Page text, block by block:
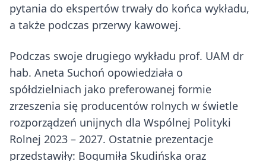
pytania do ekspertów trwały do końca wykładu,
a także podczas przerwy kawowej.
Podczas swoje drugiego wykładu prof. UAM dr
hab. Aneta Suchoń opowiedziała o
spółdzielniach jako preferowanej formie
zrzeszenia się producentów rolnych w świetle
rozporządzeń unijnych dla Wspólnej Polityki
Rolnej 2023 – 2027. Ostatnie prezentacje
przedstawiły: Bogumiła Skudińska oraz